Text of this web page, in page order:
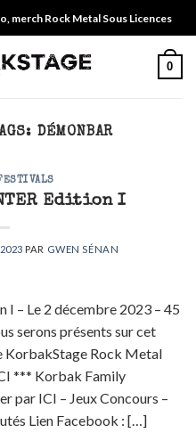
merch Rock Metal Sous Licences
0
DÉMONBAR
Edition I
PAR GWEN SÉNAN
– Le 2 décembre 2023 – 45
serons présents sur cet
KorbakStage Rock Metal
*** Korbak Family
par ICI – Jeux Concours –
Lien Facebook : […]